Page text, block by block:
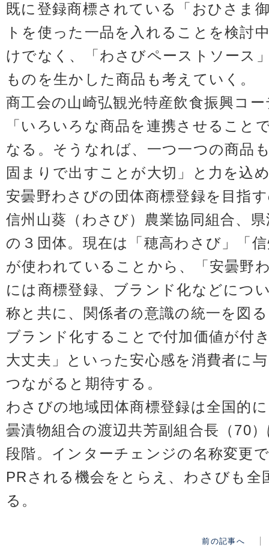
既に登録商標されている「おひさま
トを使った一品を入れることを検討
けでなく、「わさびペーストソース
ものを生かした商品も考えていく。
商工会の山崎弘観光特産飲食振興コ
「いろいろな商品を連携させること
なる。そうなれば、一つ一つの商品
固まりで出すことが大切」と
安曇野わさびの団体商標登録を目指
信州山葵（わさび）農業協同組合、
の３団体。現在は「穂高わさび」「
が使われていることから、「安曇野
には商標登録、ブランド化などにつ
称と共に、関係者の意識の統一を図
ブランド化することで付加価値が付
大丈夫」といった安心感を消費者に
つながると期待する。
わさびの地域団体商標登録は全国的
曇漬物組合の渡辺共芳副組合長（70
段階。インターチェンジの名称変更
PRされる機会をとらえ、わさびも全
る。
前の記事へ